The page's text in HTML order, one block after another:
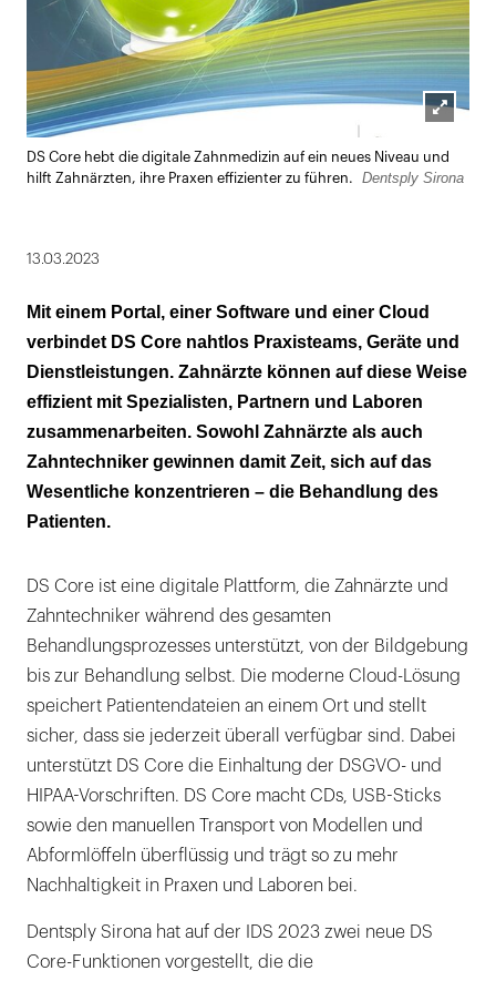
öffnen
DS Core hebt die digitale Zahnmedizin auf ein neues Niveau und
hilft Zahnärzten, ihre Praxen effizienter zu führen.
Dentsply Sirona
13.03.2023
Mit einem Portal, einer Software und einer Cloud
verbindet DS Core nahtlos Praxisteams, Geräte und
Dienstleistungen. Zahnärzte können auf diese Weise
effizient mit Spezialisten, Partnern und Laboren
zusammenarbeiten. Sowohl Zahnärzte als auch
Zahntechniker gewinnen damit Zeit, sich auf das
Wesentliche konzentrieren – die Behandlung des
Patienten.
DS Core ist eine digitale Plattform, die Zahnärzte und
Zahntechniker während des gesamten
Behandlungsprozesses unterstützt, von der Bildgebung
bis zur Behandlung selbst. Die moderne Cloud-Lösung
speichert Patientendateien an einem Ort und stellt
sicher, dass sie jederzeit überall verfügbar sind. Dabei
unterstützt DS Core die Einhaltung der DSGVO- und
HIPAA-Vorschriften. DS Core macht CDs, USB-Sticks
sowie den manuellen Transport von Modellen und
Abformlöffeln überflüssig und trägt so zu mehr
Nachhaltigkeit in Praxen und Laboren bei.
Dentsply Sirona hat auf der IDS 2023 zwei neue DS
Core-Funktionen vorgestellt, die die